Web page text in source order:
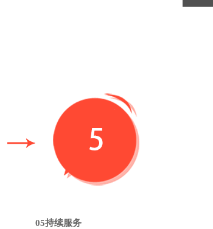
05持续服务